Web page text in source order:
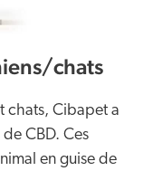
chats
chats, Cibapet a
CBD. Ces
en guise de